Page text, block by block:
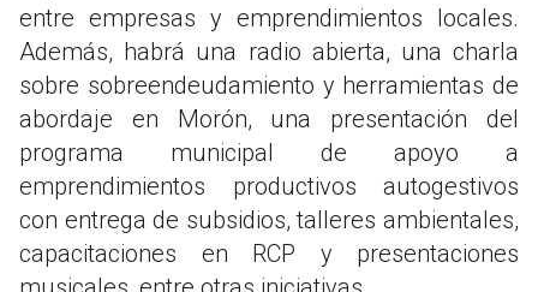
entre empresas y emprendimientos locales.
Además, habrá una radio abierta, una charla
sobre sobreendeudamiento y herramientas de
abordaje en Morón, una presentación del
programa municipal de apoyo a
emprendimientos productivos autogestivos
con entrega de subsidios, talleres ambientales,
capacitaciones en RCP y presentaciones